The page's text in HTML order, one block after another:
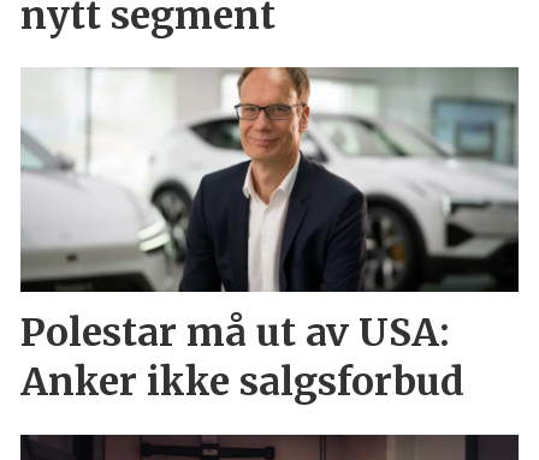
nytt segment
Polestar må ut av USA:
Anker ikke salgsforbud